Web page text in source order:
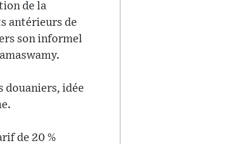
de la
antérieurs de
son informel
douaniers, idée
de 20 %